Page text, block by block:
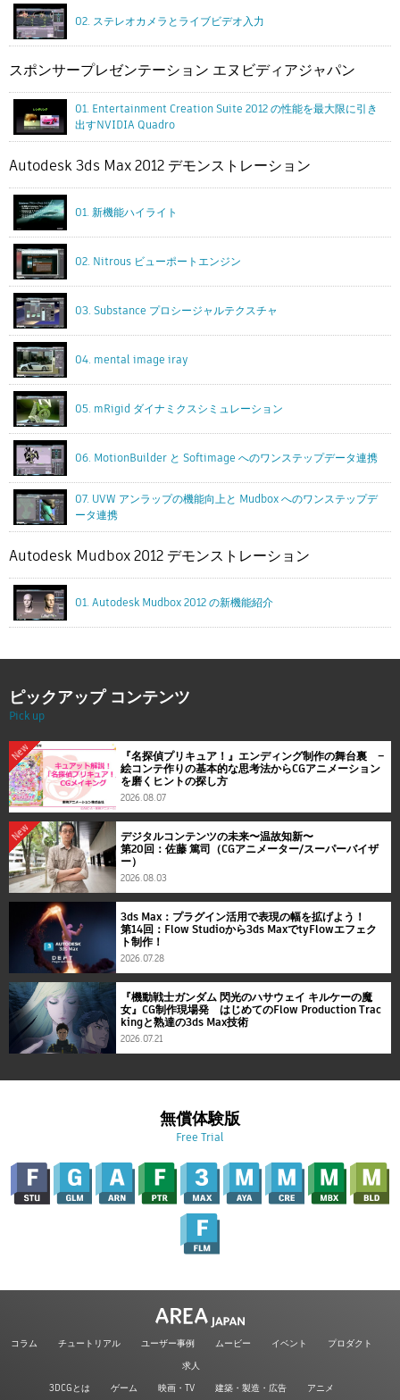
02. ステレオカメラとライブビデオ入力
スポンサープレゼンテーション エヌビディアジャパン
01. Entertainment Creation Suite 2012 の性能を最大限に引き
出すNVIDIA Quadro
Autodesk 3ds Max 2012 デモンストレーション
01. 新機能ハイライト
02. Nitrous ビューポートエンジン
03. Substance プロシージャルテクスチャ
04. mental image iray
05. mRigid ダイナミクスシミュレーション
06. MotionBuilder と Softimage へのワンステップデータ連携
07. UVW アンラップの機能向上と Mudbox へのワンステップデ
ータ連携
Autodesk Mudbox 2012 デモンストレーション
01. Autodesk Mudbox 2012 の新機能紹介
ピックアップ コンテンツ
Pick up
New
『名探偵プリキュア！』エンディング制作の舞台裏 ―
絵コンテ作りの基本的な思考法からCGアニメーション
を磨くヒントの探し方
2026.08.07
New
デジタルコンテンツの未来〜温故知新〜
第20回：佐藤 篤司（CGアニメーター/スーパーバイザ
ー）
2026.08.03
3ds Max：プラグイン活用で表現の幅を拡げよう！
第14回：Flow Studioから3ds MaxでtyFlowエフェク
ト制作！
2026.07.28
『機動戦士ガンダム 閃光のハサウェイ キルケーの魔
女』CG制作現場発 はじめてのFlow Production Trac
kingと熟達の3ds Max技術
2026.07.21
無償体験版
Free Trial
コラム チュートリアル ユーザー事例 ムービー イベント
プロダクト
求人
3DCGとは
ゲーム 映画・TV 建築・製造・広告 アニメ